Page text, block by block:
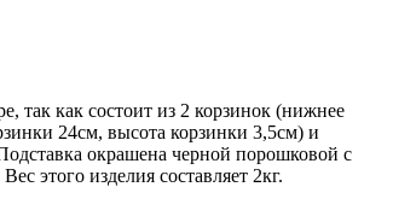
так как состоит из 2 корзинок (нижнее
24см, высота корзинки 3,5см) и
окрашена черной порошковой с
этого изделия составляет 2кг.